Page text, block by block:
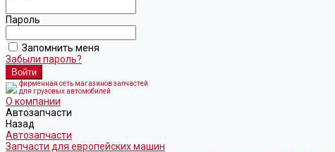
Пароль
Запомнить меня
Забыли пароль?
фирменная сеть магазинов запчастей
для грузовых автомобилей
О компании
Автозапчасти
Назад
Автозапчасти
Запчасти для европейских машин